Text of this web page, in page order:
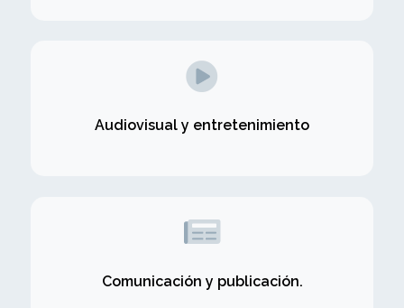
Audiovisual y entretenimiento
Comunicación y publicación.